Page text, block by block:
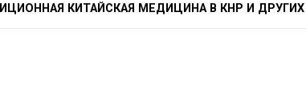
КИТАЙСКАЯ МЕДИЦИНА В КНР И